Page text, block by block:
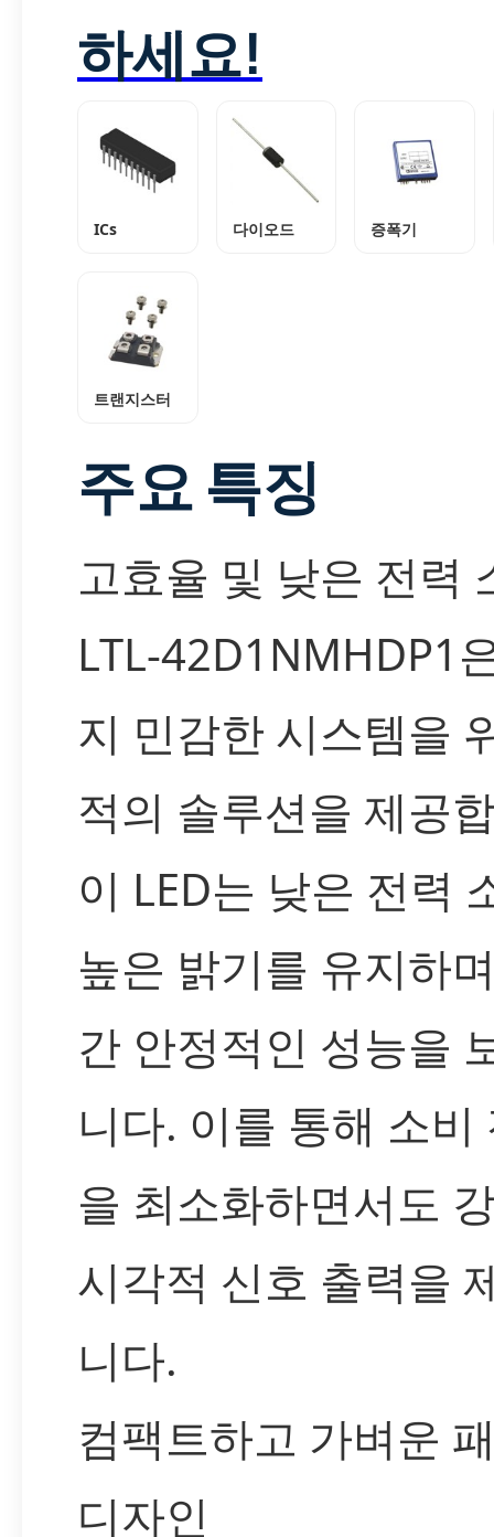
하세요!
ICs 다이오드 증폭기
트랜지스터
주요 특징
고효율 및 낮은 전력
LTL-42D1NMHDP1
지 민감한 시스템을
적의 솔루션을 제공
이 LED는 낮은 전력
높은 밝기를 유지하
간 안정적인 성능을
니다. 이를 통해 소비
을 최소화하면서도
시각적 신호 출력을
니다.
컴팩트하고 가벼운
디자인